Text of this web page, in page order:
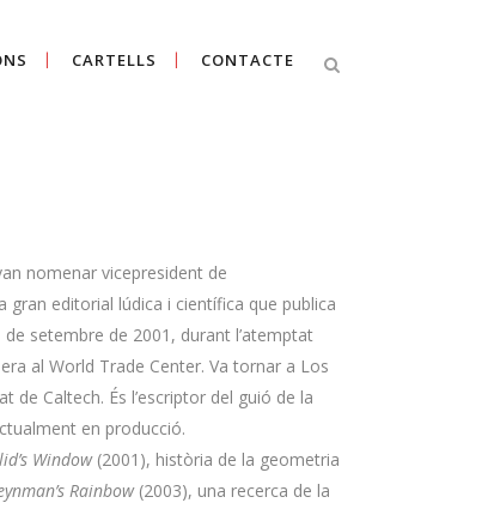
Cercar
CARTELLS CONTACTE
nomenar vicepresident de
gran editorial lúdica i científica que publica
de setembre de 2001, durant l’atemptat
al World Trade Center. Va tornar a Los
de Caltech. És l’escriptor del guió de la
en producció.
Window(2001), història de la geometria
Rainbow(2003), una recerca de la